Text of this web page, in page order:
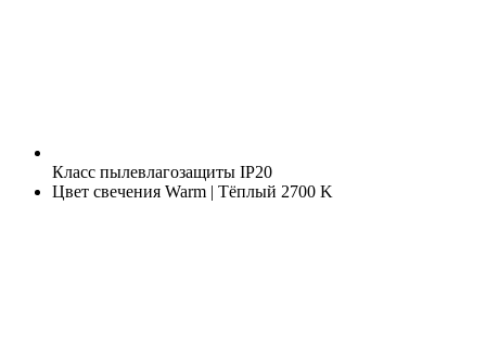
Класс пылевлагозащиты IP20
Цвет свечения Warm | Тёплый 2700 K